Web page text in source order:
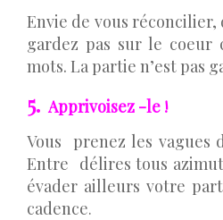
Envie de vous
gardez pas sur le coeur
mots. La partie n’est pas
5. Apprivoisez -le !
Vous prenez les
Entre délires tous
évader ailleurs votre
cadence.